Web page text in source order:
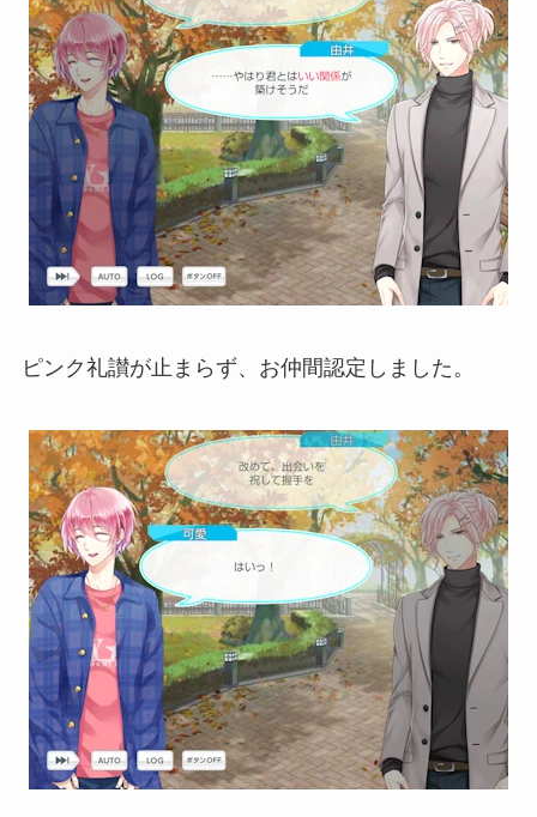
ピンク礼讃が止まらず、お仲間認定しました。